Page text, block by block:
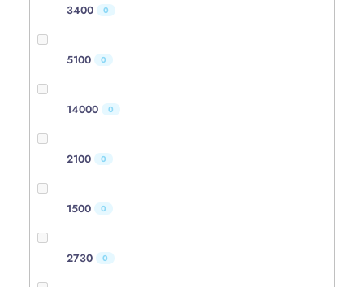
3400 0
5100 0
14000 0
2100 0
1500 0
2730 0